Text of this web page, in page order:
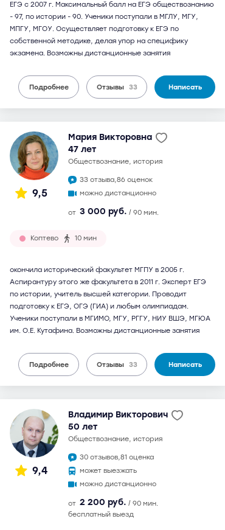
ЕГЭ с 2007 г. Максимальный балл на ЕГЭ обществознанию
- 97, по истории - 90. Ученики поступали в МГЛУ, МГУ,
МПГУ, МГОУ. Осуществляет подготовку к ЕГЭ по
собственной методике, делая упор на специфику
экзамена. Возможны дистанционные занятия
Подробнее Отзывы 33 Написать
9,5
Мария Викторовна
47 лет
обществознание, история
33 отзыва,86 оценок
можно дистанционно
от 3 000 руб. / 90 мин.
Коптево 10 мин
окончила исторический факультет МГПУ в 2005 г.
Аспирантуру этого же факультета в 2011 г. Эксперт ЕГЭ
по истории, учитель высшей категории. Проводит
подготовку к ЕГЭ, ОГЭ (ГИА) и любым олимпиадам.
Ученики поступали в МГИМО, МГУ, РГГУ, НИУ ВШЭ, МГЮА
им. О.Е. Кутафина. Возможны дистанционные занятия
Подробнее Отзывы 33 Написать
9,4
Владимир Викторович
50 лет
обществознание, история
30 отзывов,81 оценка
может выезжать
можно дистанционно
от 2 200 руб. / 90 мин.
бесплатный выезд